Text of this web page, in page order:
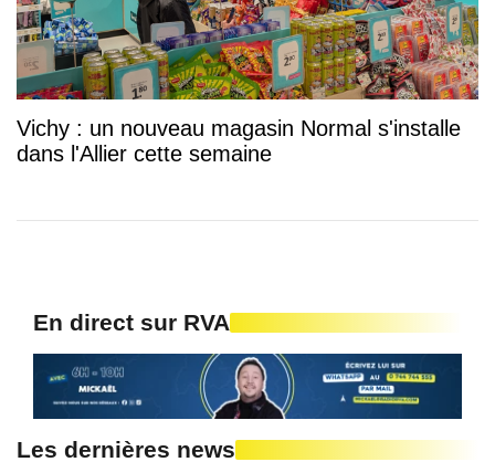
Vichy : un nouveau magasin Normal s'installe
dans l'Allier cette semaine
En direct sur RVA
Les dernières news